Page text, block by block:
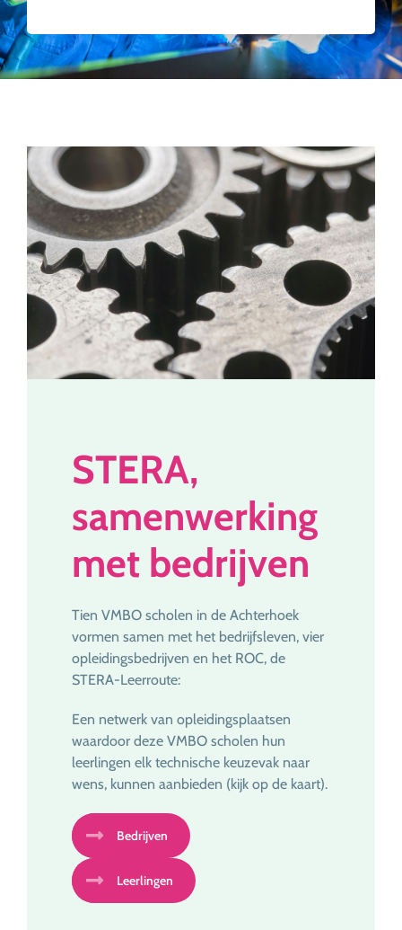
STERA,
samenwerking
met bedrijven
Tien VMBO scholen in de Achterhoek
vormen samen met het bedrijfsleven, vier
opleidingsbedrijven en het ROC, de
STERA-Leerroute:
Een netwerk van opleidingsplaatsen
waardoor deze VMBO scholen hun
leerlingen elk technische keuzevak naar
wens, kunnen aanbieden (kijk op de kaart).
Bedrijven
Leerlingen